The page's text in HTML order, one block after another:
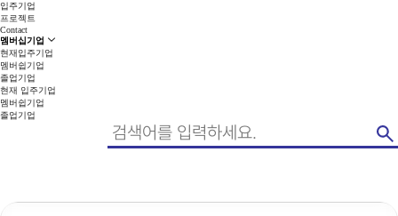
입주기업
프로젝트
Contact
멤버십기업
현재입주기업
멤버쉽기업
졸업기업
현재 입주기업
멤버쉽기업
졸업기업